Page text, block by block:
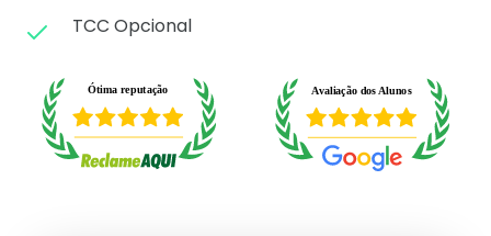
TCC Opcional